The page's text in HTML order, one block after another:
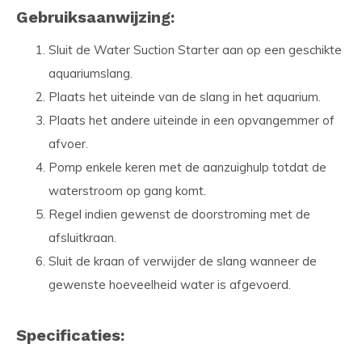
Gebruiksaanwijzing:
Sluit de Water Suction Starter aan op een geschikte
aquariumslang.
Plaats het uiteinde van de slang in het aquarium.
Plaats het andere uiteinde in een opvangemmer of
afvoer.
Pomp enkele keren met de aanzuighulp totdat de
waterstroom op gang komt.
Regel indien gewenst de doorstroming met de
afsluitkraan.
Sluit de kraan of verwijder de slang wanneer de
gewenste hoeveelheid water is afgevoerd.
Specificaties: